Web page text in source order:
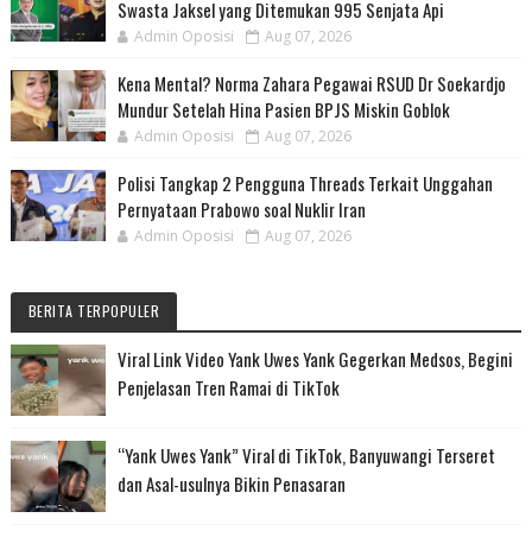
Swasta Jaksel yang Ditemukan 995 Senjata Api
Admin Oposisi Aug 07, 2026
Kena Mental? Norma Zahara Pegawai RSUD Dr Soekardjo
Mundur Setelah Hina Pasien BPJS Miskin Goblok
Admin Oposisi Aug 07, 2026
Polisi Tangkap 2 Pengguna Threads Terkait Unggahan
Pernyataan Prabowo soal Nuklir Iran
Admin Oposisi Aug 07, 2026
BERITA TERPOPULER
Viral Link Video Yank Uwes Yank Gegerkan Medsos, Begini
Penjelasan Tren Ramai di TikTok
“Yank Uwes Yank” Viral di TikTok, Banyuwangi Terseret
dan Asal-usulnya Bikin Penasaran